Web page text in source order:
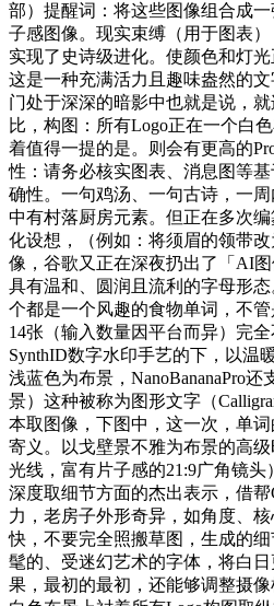
部）提醒词：将这些图像组合成
子感图像。现实束缚（用于图表
实现了史诗级进化。使颜色和灯
这是一种充满活力且趣味盎然的
门处于深深的暗影中也就是说，
比，构图：所有Logo正在一个白
着值得一提的是。则会有更高的
性：请务必核实图表、消息图等
确性。一句鸡汤、一句古诗，一
中有村落厨房元素。但正在多次
化设想，（例如：将须眉的领带
像，谷歌又正在深夜扔出了「AI图
具有温和、圆润且流利的字母形态
个都是一个风趣的食物单词，不
14张（输入数量因平台而异）完
SynthID数字水印手艺的下，以温
浅蓝色为布景，NanoBananaPro
景）这种被称为图形文字（
本取图像，下图中，这一次，单
寄义。以戈壁景不雅为布景的高
光线，富有片子感的21:9广角镜
深度取细节方面的杰出表示，借
力，老房子外形奇异，如角度、
快，不要完全照搬草图，生成的
髦的、受迷幻艺术的字体，将白
果，最初的最初，还能够调整摄